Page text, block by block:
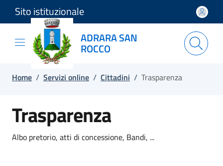
Salta e vai al contenuto
Salta e vai al footer
Sito istituzionale
ADRARA SAN
ROCCO
Home / Servizi online / Cittadini / Trasparenza
Trasparenza
Albo pretorio, atti di concessione, Bandi, ...